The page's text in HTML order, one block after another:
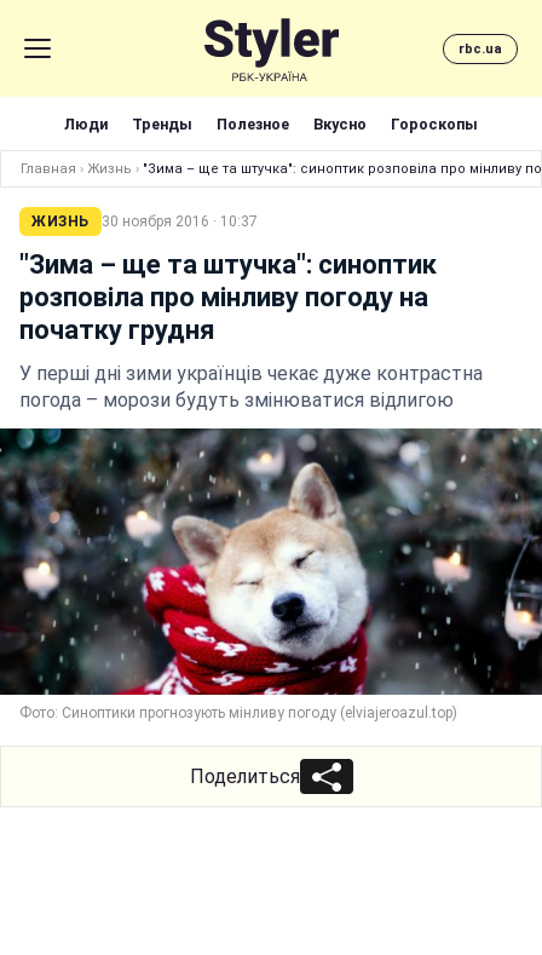
rbc.ua
Люди Тренды Полезное Вкусно Гороскопы
Главная › Жизнь › "Зима – ще та штучка": синоптик розповіла про мінливу
ЖИЗНЬ 30 ноября 2016 · 10:37
"Зима – ще та штучка": синоптик
розповіла про мінливу погоду на
початку грудня
У перші дні зими українців чекає дуже контрастна
погода – морози будуть змінюватися відлигою
Фото: Синоптики прогнозують мінливу погоду (elviajeroazul.top)
Поделиться